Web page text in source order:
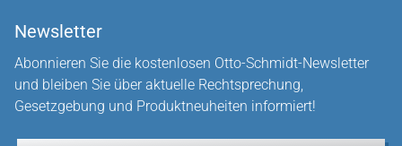
Newsletter
Abonnieren Sie die kostenlosen Otto-Schmidt-Newsletter
und bleiben Sie über aktuelle Rechtsprechung,
Gesetzgebung und Produktneuheiten informiert!